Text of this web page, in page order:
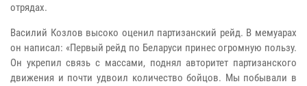
отрядах.
Василий Козлов высоко оценил партизанский рейд. В мемуарах
он написал: «Первый рейд по Беларуси принес огромную пользу.
Он укрепил связь с массами, поднял авторитет партизанского
движения и почти удвоил количество бойцов. Мы побывали в